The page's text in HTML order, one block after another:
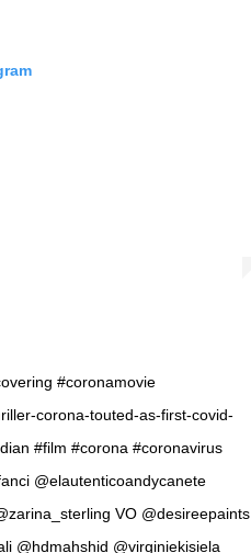
#coronamovie
corona-touted-as-first-covid-
#film #corona #coronavirus
@elautenticoandycanete
VO @desireepaints
@hdmahshid @virginiekisiela